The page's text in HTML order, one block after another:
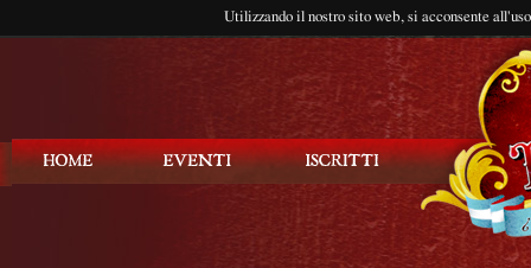
Utilizzando il nostro sito web, si acconsente